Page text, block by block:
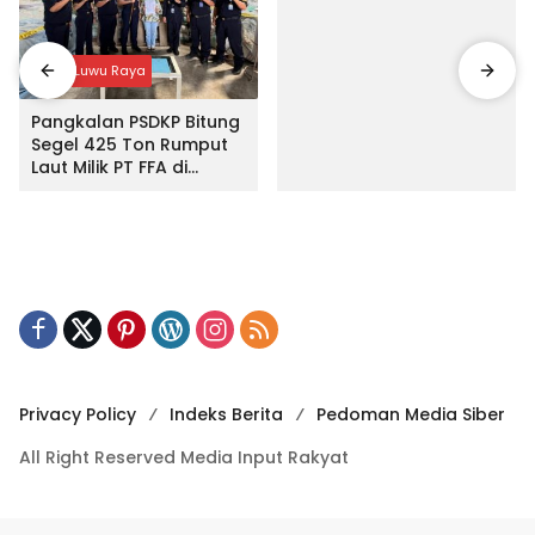
Input Luwu Raya
Pangkalan PSDKP Bitung
Segel 425 Ton Rumput
Laut Milik PT FFA di
Privacy Policy Indeks Berita
Pedoman Media Siber
All Right Reserved Media Input Rakyat